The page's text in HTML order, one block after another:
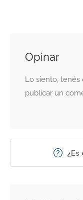
Opinar
Lo siento, tenés
publicar un